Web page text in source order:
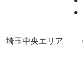
埼玉中央エリア